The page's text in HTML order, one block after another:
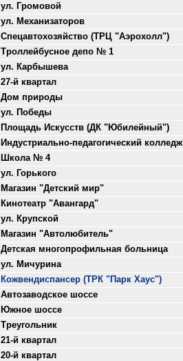
ул. Громовой
ул. Механизаторов
Спецавтохозяйство (ТРЦ "Аэрохолл")
Троллейбусное депо № 1
ул. Карбышева
27-й квартал
Дом природы
ул. Победы
Площадь Искусств (ДК "Юбилейный")
Индустриально-педагогический колледж
Школа № 4
ул. Горького
Магазин "Детский мир"
Кинотеатр "Авангард"
ул. Крупской
Магазин "Автолюбитель"
Детская многопрофильная больница
ул. Мичурина
Кожвендиспансер (ТРК "Парк Хаус")
Автозаводское шоссе
Южное шоссе
Треугольник
21-й квартал
20-й квартал